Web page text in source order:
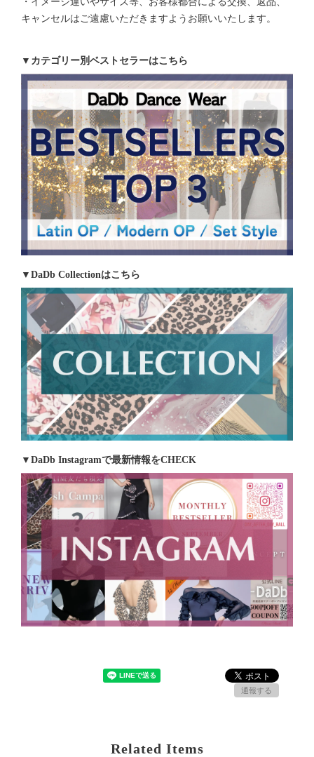
キャンセルはご遠慮いただきますようお願いいたします。
▼カテゴリー別ベストセラーはこちら
▼DaDb Collectionはこちら
▼DaDb Instagramで最新情報をCHECK
通報する
Related Items